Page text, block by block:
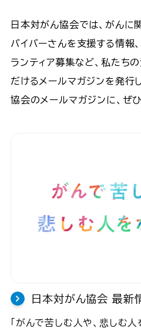
日本対がん協会では、がんに
バイバーさんを支援する情報、
ランティア募集など、私たち
だけるメールマガジンを発行
協会のメールマガジンに、ぜ
日本対がん協会 最新
「がんで苦しむ人や、悲しむ